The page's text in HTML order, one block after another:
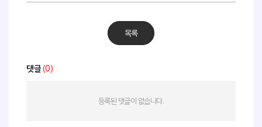
목록
댓글(0)
등록된 댓글이 없습니다.